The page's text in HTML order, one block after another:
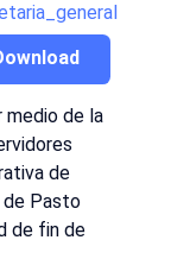
medio de la
de
de Pasto
de fin de